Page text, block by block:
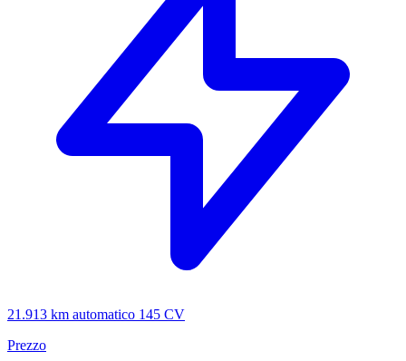
21.913 km automatico 145 CV
Prezzo